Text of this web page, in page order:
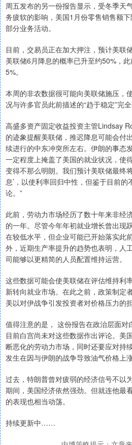
周五发布的另一份报告显示，受冬季天
务疲软的影响，美国1月份零售销售额
部分业务活动。
目前，交易员正在加大押注，预计美联
美联储6月降息的概率已升至约50%，
5%。
本周的非农数据很可能向美联储施压，
况与许多官员此前描述的“趋于稳定”完全
高盛多资产固定收益投资主管Lindsay
的迹象提醒美联储，推迟降息可能会付
续进行的中东冲突所左右。伊朗的事态
一定程度上掩盖了美国的就业状况，使
变得不那么明朗。我们预计美联储最终
息’，以使利率回归中性，但鉴于目前
论。”
此前，劳动力市场经历了数十年来非经
的一年。尽管今年年初就业增长曾出现
在较低水平，但企业可能已开始落实此
外，近期生产率提升的趋势也表明，人
司能够以更精简的人员配置维持运营。
这些数据可能会使美联储在评估维持利
新转向就业市场。在此之前，政策制
美以对伊战争引发投资者对价格压力的
值得注意的是， 这份报告在政治层面对
目前白宫尚未对这些数据作出评论。美
断恶化的劳动力市场，同时还要应对持
发生在因与伊朗的战争导致油气价格上
过去，特朗普曾对疲弱的经济信号不以
期间，美国经济依然强劲。但就连他最
的表现也相当动荡。
持续更新中……